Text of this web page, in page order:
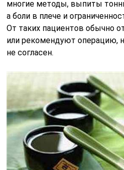
Народные средства — это в
компрессы;
горячие ванны;
растирания маслами и
и природных жиров;
растительные отвары и